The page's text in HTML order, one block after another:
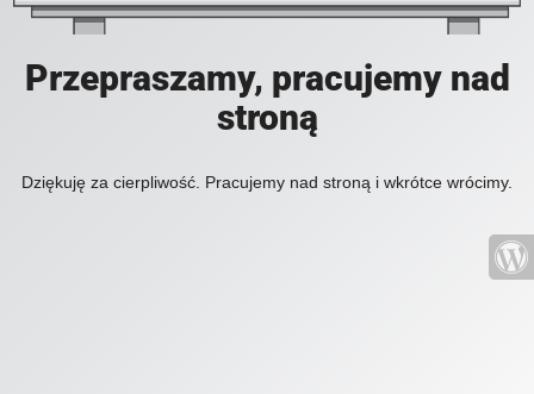
Przepraszamy, pracujemy nad
stroną
Dziękuję za cierpliwość. Pracujemy nad stroną i wkrótce wrócimy.